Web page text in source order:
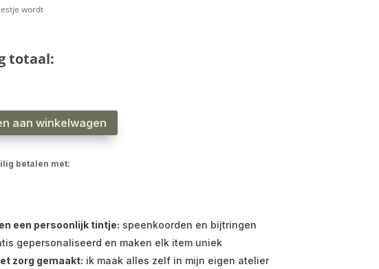
wordt
totaal:
aan winkelwagen
betalen met:
een persoonlijk tintje: speenkoorden en bijtringen
gepersonaliseerd en maken elk item uniek
zorg gemaakt: ik maak alles zelf in mijn eigen atelier